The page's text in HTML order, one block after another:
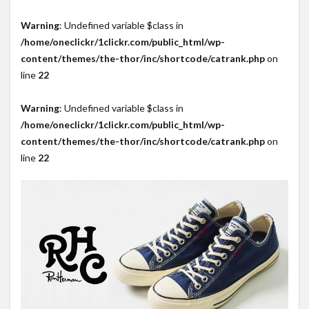
Warning: Undefined variable $class in
/home/oneclickr/1clickr.com/public_html/wp-
content/themes/the-thor/inc/shortcode/catrank.phpon
line 22
Warning: Undefined variable $class in
/home/oneclickr/1clickr.com/public_html/wp-
content/themes/the-thor/inc/shortcode/catrank.phpon
line 22